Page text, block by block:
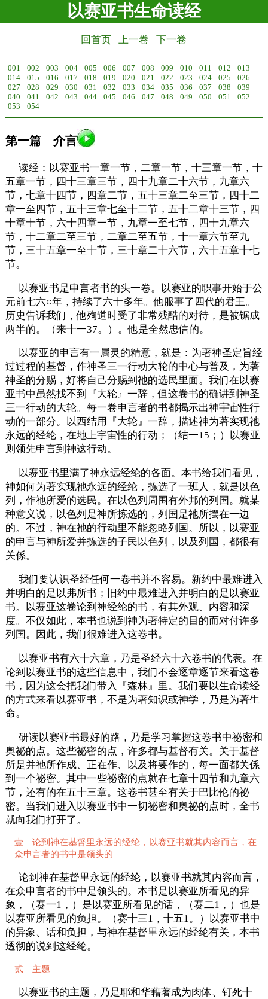
以赛亚书生命读经
回首页 上一卷 下一卷
001 002 003 004 005 006 007 008 009 010 011 012
013
014
015 016 017 018 019 020 021 022 023 024 025
026
027
028 029 030 031 032 033 034 035 036 037 038
039
040
041 042 043 044 045 046 047 048 049 050 051
052
053
054
第一篇 介言
读经：以赛亚书一章一节，二章一节，十三章一节，十
五章一节，四十三章三节，四十九章二十六节，九章六
节，七章十四节，四章二节，五十三章二至三节，四十二
章一至四节，五十三章七至十二节，五十二章十三节，四
十章十节，六十四章一节，九章一至七节，四十九章六
节，十二章二至三节，二章二至五节，十一章六节至九
节，三十五章一至十节，三十章二十六节，六十五章十七
节。
以赛亚书是申言者书的头一卷。以赛亚的职事开始于公
元前七六○年，持续了六十多年。他服事了四代的君王。
历史告诉我们，他殉道时受了非常残酷的对待，是被锯成
两半的。（来十一37。）。他是全然忠信的。
以赛亚的申言有一属灵的精意，就是：为著神圣定旨经
过过程的基督，作神圣三一行动大轮的中心与普及，为著
神圣的分赐，好将自己分赐到祂的选民里面。我们在以赛
亚书中虽然找不到『大轮』一辞，但这卷书的确讲到神圣
三一行动的大轮。每一卷申言者的书都揭示出神宇宙性行
动的一部分。以西结用『大轮』一辞，描述神为著实现祂
永远的经纶，在地上宇宙性的行动；（结一15；）以赛亚
则领先申言到神这行动。
以赛亚书里满了神永远经纶的各面。本书给我们看见，
神如何为著实现祂永远的经纶，拣选了一班人，就是以色
列，作祂所爱的选民。在以色列周围有外邦的列国。就某
种意义说，以色列是神所拣选的，列国是祂所摆在一边
的。不过，神在祂的行动里不能忽略列国。所以，以赛亚
的申言与神所爱并拣选的子民以色列，以及列国，都很有
关係。
我们要认识圣经任何一卷书并不容易。新约中最难进入
并明白的是以弗所书；旧约中最难进入并明白的是以赛亚
书。以赛亚这卷论到神经纶的书，有其外观、内容和深
度。不仅如此，本书也说到神为著特定的目的而对付许多
列国。因此，我们很难进入这卷书。
以赛亚书有六十六章，乃是圣经六十六卷书的代表。在
论到以赛亚书的这些信息中，我们不会逐章逐节来看这卷
书，因为这会把我们带入『森林』里。我们要以生命读经
的方式来看以赛亚书，不是为著知识或神学，乃是为著生
命。
研读以赛亚书最好的路，乃是学习掌握这卷书中祕密和
奥祕的点。这些祕密的点，许多都与基督有关。关于基督
所是并祂所作成、正在作、以及将要作的，每一面都关係
到一个祕密。其中一些祕密的点就在七章十四节和九章六
节，还有的在五十三章。这卷书甚至有关于巴比伦的祕
密。当我们进入以赛亚书中一切祕密和奥祕的点时，全书
就向我们打开了。
壹 论到神在基督里永远的经纶，以赛亚书就其内容而言，在
众申言者的书中是领头的
论到神在基督里永远的经纶，以赛亚书就其内容而言，
在众申言者的书中是领头的。本书是以赛亚所看见的异
象，（赛一1，）是以赛亚所看见的话，（赛二1，）也是
以赛亚所看见的负担。（赛十三1，十五1。）以赛亚书中
的异象、话和负担，与神在基督里永远的经纶有关，本书
透彻的说到这经纶。
贰 主题
以赛亚书的主题，乃是耶和华藉著成为肉体、钉死十